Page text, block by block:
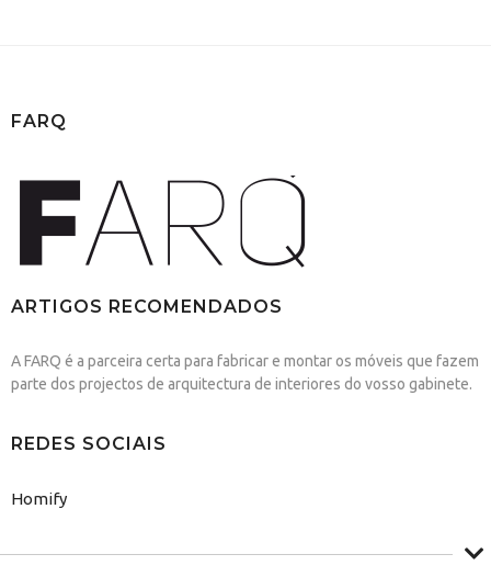
FARQ
ARTIGOS RECOMENDADOS
A FARQ é a parceira certa para fabricar e montar os móveis que fazem
parte dos projectos de arquitectura de interiores do vosso gabinete.
REDES SOCIAIS
Homify